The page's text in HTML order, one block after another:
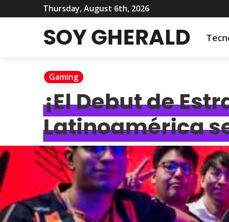
Thursday, August 6th, 2026
SOY GHERALD
Gaming
¡El Debut de
Latinoamérica